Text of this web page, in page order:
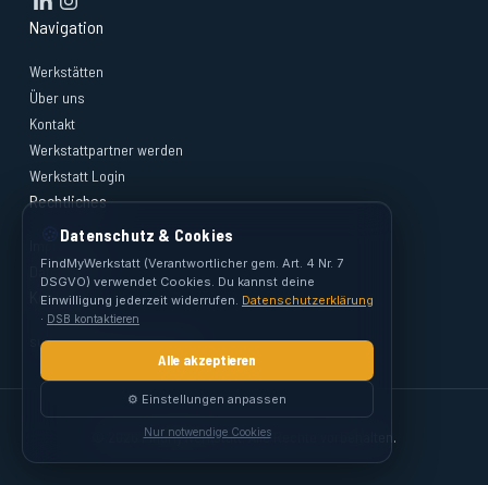
Navigation
Werkstätten
Über uns
Kontakt
Werkstattpartner werden
Werkstatt Login
Rechtliches
Impressum
Datenschutz
Kontakt
support@findmywerkstatt.at
© 2026 FindMyWerkstatt. Alle Rechte vorbehalten.
🍪 Datenschutz & Cookies
FindMyWerkstatt (Verantwortlicher gem. Art. 4 Nr. 7
DSGVO) verwendet Cookies. Du kannst deine
Einwilligung jederzeit widerrufen. Datenschutzerklärung
· DSB kontaktieren
Alle akzeptieren
⚙️ Einstellungen anpassen
Nur notwendige Cookies